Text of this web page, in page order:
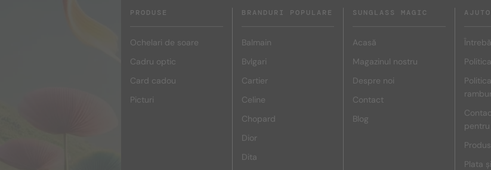
PRODUSE
Ochelari de soare
Cadru optic
Card cadou
Picturi
BRANDURI POPULARE
Balmain
Bvlgari
Cartier
Celine
Chopard
Dior
Dita
SUNGLASS MAGIC
Acasă
Magazinul nostru
Despre noi
Contact
Blog
Plata